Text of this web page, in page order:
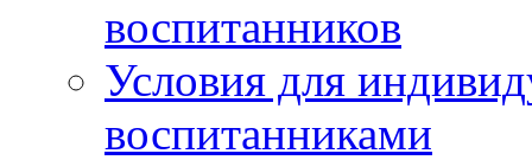
воспитанников
Условия для
воспитанниками